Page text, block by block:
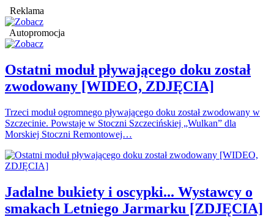
Reklama
Autopromocja
Ostatni moduł pływającego doku został
zwodowany [WIDEO, ZDJĘCIA]
Trzeci moduł ogromnego pływającego doku został zwodowany w
Szczecinie. Powstaje w Stoczni Szczecińskiej „Wulkan” dla
Morskiej Stoczni Remontowej…
Jadalne bukiety i oscypki... Wystawcy o
smakach Letniego Jarmarku [ZDJĘCIA]